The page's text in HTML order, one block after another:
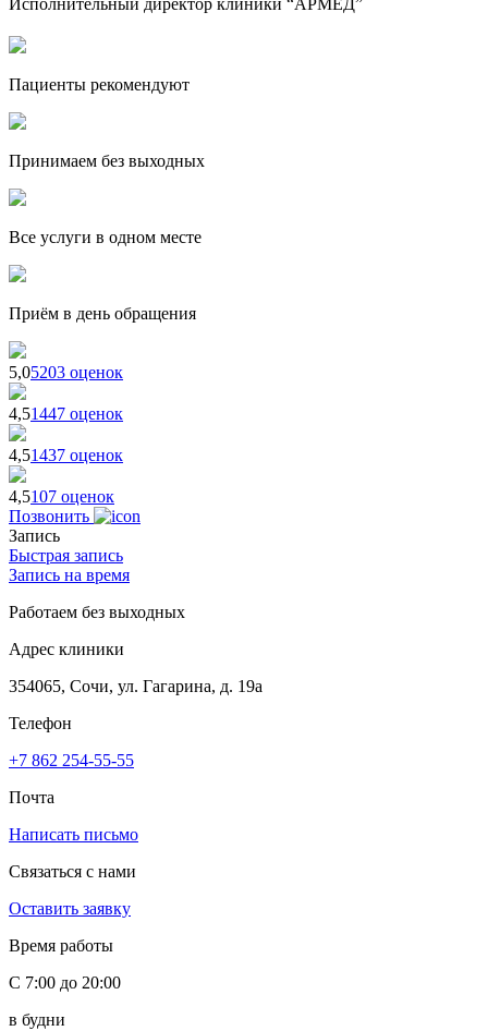
Исполнительный директор клиники “АРМЕД”
Пациенты рекомендуют
Принимаем без выходных
Все услуги в одном месте
Приём в день обращения
5,05203 оценок
4,51447 оценок
4,51437 оценок
4,5107 оценок
Позвонить
Запись
Быстрая запись
Запись на время
Работаем без выходных
Адрес клиники
354065, Сочи, ул. Гагарина, д. 19а
Телефон
+7 862 254-55-55
Почта
Написать письмо
Связаться с нами
Оставить заявку
Время работы
С 7:00 до 20:00
в будни